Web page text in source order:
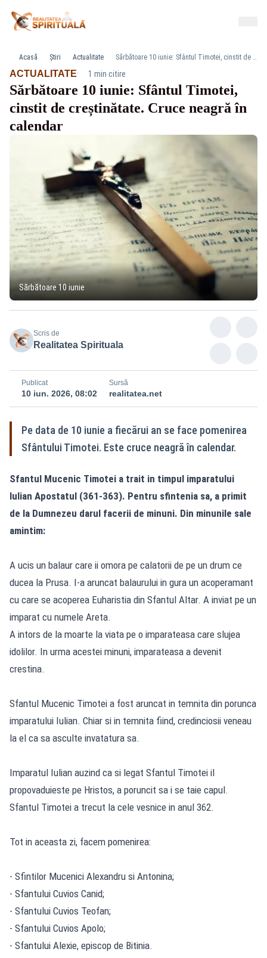
Acasă Știri Actualitate Sărbătoare 10 iunie: Sfântul Timotei, cinstit de creștinătate. Cruce neagră în calendar
ACTUALITATE· 1 min citire
Sărbătoare 10 iunie: Sfântul Timotei,
cinstit de creștinătate. Cruce neagră în
calendar
Sărbătoare 10 iunie
Scris de
Realitatea Spirituala
Publicat
10 iun. 2026, 08:02
Sursă
realitatea.net
Pe data de 10 iunie a fiecărui an se face pomenirea
Sfântului Timotei. Este cruce neagră în calendar.
Sfantul Mucenic Timotei a trait in timpul imparatului
Iulian Apostatul (361-363). Pentru sfintenia sa, a primit
de la Dumnezeu darul facerii de minuni. Din minunile sale
amintim:
A ucis un balaur care ii omora pe calatorii de pe un drum ce
ducea la Prusa. I-a aruncat balaurului in gura un acoperamant
cu care se acoperea Euharistia din Sfantul Altar. A inviat pe un
imparat cu numele Areta.
A intors de la moarte la viata pe o imparateasa care slujea
idolilor. In urma acestei minuni, imparateasa a devenit
crestina.
Sfantul Mucenic Timotei a fost aruncat in temnita din porunca
imparatului Iulian. Chiar si in temnita fiind, credinciosii veneau
la el ca sa asculte invatatura sa.
Imparatul Iulian auzind ca si legat Sfantul Timotei il
propovaduieste pe Hristos, a poruncit sa i se taie capul.
Sfantul Timotei a trecut la cele vesnice in anul 362.
Tot in aceasta zi, facem pomenirea:
- Sfintilor Mucenici Alexandru si Antonina;
- Sfantului Cuvios Canid;
- Sfantului Cuvios Teofan;
- Sfantului Cuvios Apolo;
- Sfantului Alexie, episcop de Bitinia.